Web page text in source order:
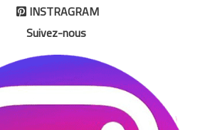
 INSTRAGRAM
Suivez-nous